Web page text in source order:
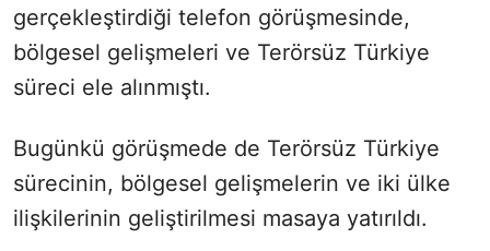
gerçekleştirdiği telefon görüşmesinde,
bölgesel gelişmeleri ve Terörsüz Türkiye
süreci ele alınmıştı.
Bugünkü görüşmede de Terörsüz Türkiye
sürecinin, bölgesel gelişmelerin ve iki ülke
ilişkilerinin geliştirilmesi masaya yatırıldı.